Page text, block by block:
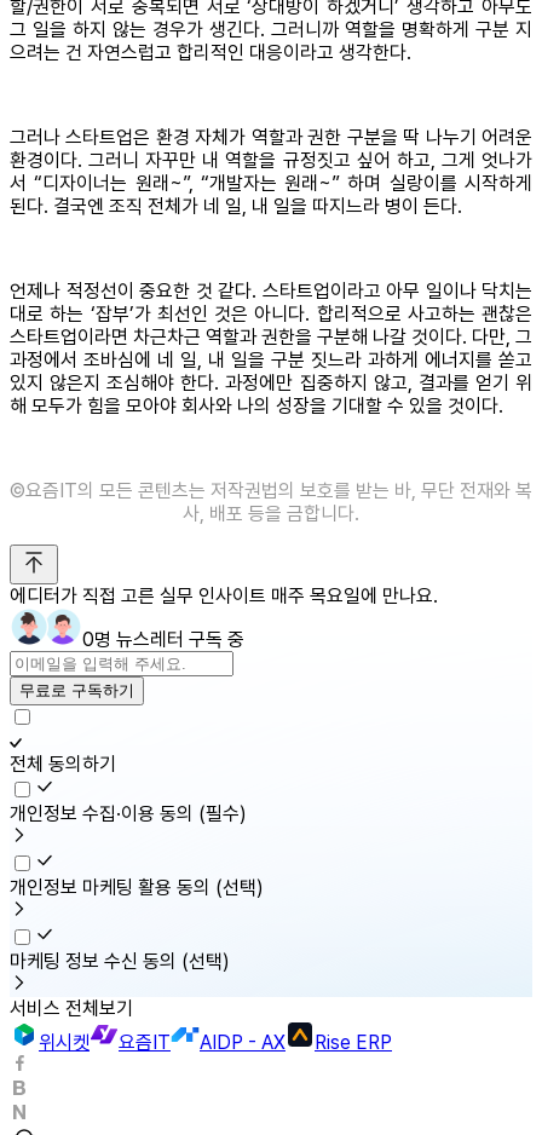
할/권한이 서로 중복되면 서로 ‘상대방이 하겠거니’ 생각하고 아무도
그 일을 하지 않는 경우가 생긴다. 그러니까 역할을 명확하게 구분 지
으려는 건 자연스럽고 합리적인 대응이라고 생각한다.
그러나 스타트업은 환경 자체가 역할과 권한 구분을 딱 나누기 어려운
환경이다. 그러니 자꾸만 내 역할을 규정짓고 싶어 하고, 그게 엇나가
서 “디자이너는 원래~”, “개발자는 원래~” 하며 실랑이를 시작하게
된다. 결국엔 조직 전체가 네 일, 내 일을 따지느라 병이 든다.
언제나 적정선이 중요한 것 같다. 스타트업이라고 아무 일이나 닥치는
대로 하는 ‘잡부’가 최선인 것은 아니다. 합리적으로 사고하는 괜찮은
스타트업이라면 차근차근 역할과 권한을 구분해 나갈 것이다. 다만, 그
과정에서 조바심에 네 일, 내 일을 구분 짓느라 과하게 에너지를 쏟고
있지 않은지 조심해야 한다. 과정에만 집중하지 않고, 결과를 얻기 위
해 모두가 힘을 모아야 회사와 나의 성장을 기대할 수 있을 것이다.
©️요즘IT의 모든 콘텐츠는 저작권법의 보호를 받는 바, 무단 전재와 복
사, 배포 등을 금합니다.
에디터가 직접 고른 실무 인사이트 매주 목요일에 만나요.
0명 뉴스레터 구독 중
무료로 구독하기
전체 동의하기
개인정보 수집·이용 동의 (필수)
개인정보 마케팅 활용 동의 (선택)
마케팅 정보 수신 동의 (선택)
서비스 전체보기
위시켓
요즘IT AIDP - AX Rise ERP